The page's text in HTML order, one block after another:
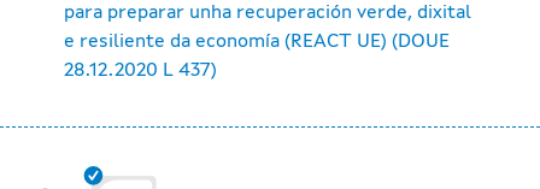
para preparar unha recuperación verde, dixital
e resiliente da economía (REACT UE) (DOUE
28.12.2020 L 437)